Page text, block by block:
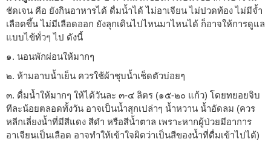
ชัดเจน คือ ยังกินอาหารได้ ดื่มน้ำได้ ไม่อาเจียน ไม่ปวดท้อง ไม่มีจ้ำ
เลือดขึ้น ไม่มีเลือดออก ยังลุกเดินไปไหนมาไหนได้ ก็อาจให้การดูแล
แบบไข้ทั่วๆ ไป ดังนี้
๑. นอนพักผ่อนให้มากๆ
๒. ห้ามอาบน้ำเย็น ควรใช้ผ้าชุบน้ำเช็ดตัวบ่อยๆ
๓. ดื่มน้ำให้มากๆ ให้ได้วันละ ๓-๔ ลิตร (๑๕-๒๐ แก้ว) โดยทยอยจิบ
ทีละน้อยตลอดทั้งวัน อาจเป็นน้ำสุกเปล่าๆ น้ำหวาน น้ำอัดลม (ควร
หลีกเลี่ยงน้ำที่มีสีแดง สีดำ หรือสีน้ำตาล เพราะหากผู้ป่วยมีอาการ
อาเจียนเป็นเลือด อาจทำให้เข้าใจผิดว่าเป็นสีของน้ำที่ดื่มเข้าไปได้)